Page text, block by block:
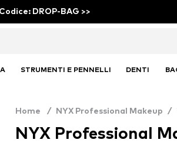
DROP-BAG >>
STRUMENTI E PENNELLI DENTI
Home / NYX Professional Makeup /
NYX Professional